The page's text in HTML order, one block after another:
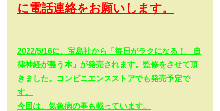
に電話連絡をお願いします。
2022/5/16に、宝島社から「毎日がラクになる！ 自
律神経が整う本」が発売されます。監修をさせて頂
きました。コンビニエンスストアでも発売予定で
す。
今回は、気象病の事も載っています。